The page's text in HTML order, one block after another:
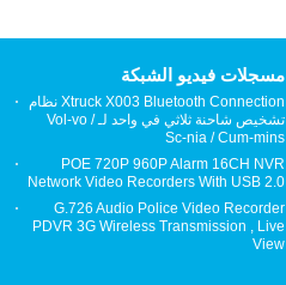
مسجلات فيديو الشبكة
Xtruck X003 Bluetooth Connection نظام
تشخيص شاحنة ثلاثي في واحد لـ Vol-vo /
Sc-nia / Cum-mins
POE 720P 960P Alarm 16CH NVR
Network Video Recorders With USB 2.0
G.726 Audio Police Video Recorder
PDVR 3G Wireless Transmission , Live
View